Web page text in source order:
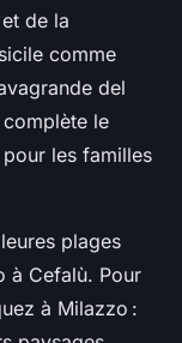
de la
comme
del
le
les familles
plages
à Cefalù. Pour
à Milazzo :